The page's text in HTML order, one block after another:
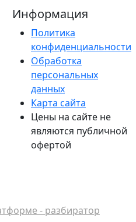
Информация
Политика
конфиденциальности
Обработка
персональных
данных
Карта сайта
Цены на сайте не
являются публичной
офертой
- разбиратор